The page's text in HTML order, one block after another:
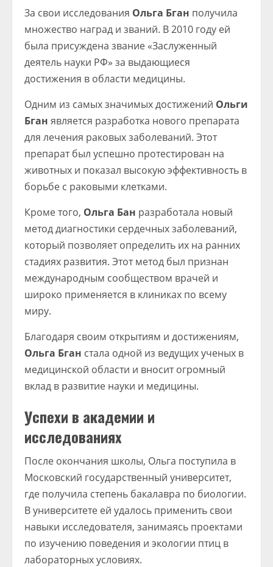
За свои исследования Ольга Бган получила
множество наград и званий. В 2010 году ей
была присуждена звание «Заслуженный
деятель науки РФ» за выдающиеся
достижения в области медицины.
Одним из самых значимых достижений Ольги
Бган является разработка нового препарата
для лечения раковых заболеваний. Этот
препарат был успешно протестирован на
животных и показал высокую эффективность в
борьбе с раковыми клетками.
Кроме того, Ольга Бан разработала новый
метод диагностики сердечных заболеваний,
который позволяет определить их на ранних
стадиях развития. Этот метод был признан
международным сообществом врачей и
широко применяется в клиниках по всему
миру.
Благодаря своим открытиям и достижениям,
Ольга Бган стала одной из ведущих ученых в
медицинской области и вносит огромный
вклад в развитие науки и медицины.
Успехи в академии и
исследованиях
После окончания школы, Ольга поступила в
Московский государственный университет,
где получила степень бакалавра по биологии.
В университете ей удалось применить свои
навыки исследователя, занимаясь проектами
по изучению поведения и экологии птиц в
лабораторных условиях.